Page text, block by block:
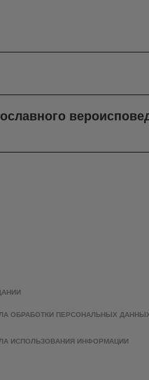
ОБРАБОТКИ ПЕРСОНАЛЬНЫХ
ИСПОЛЬЗОВАНИЯ ИНФОРМАЦИИ